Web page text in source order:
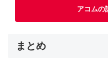
アコムの
まとめ